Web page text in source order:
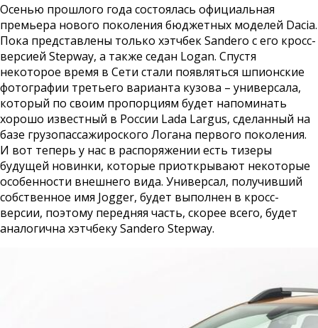
Осенью прошлого года состоялась официальная
премьера нового поколения бюджетных моделей Dacia.
Пока представлены только хэтчбек Sandero с его кросс-
версией Stepway, а также седан Logan. Спустя
некоторое время в Сети стали появляться шпионские
фотографии третьего варианта кузова – универсала,
который по своим пропорциям будет напоминать
хорошо известный в России Lada Largus, сделанный на
базе грузопассажироского Логана первого поколения.
И вот теперь у нас в распоряжении есть тизеры
будущей новинки, которые приоткрывают некоторые
особенности внешнего вида. Универсал, получивший
собственное имя Jogger, будет выполнен в кросс-
версии, поэтому передняя часть, скорее всего, будет
аналогична хэтчбеку Sandero Stepway.